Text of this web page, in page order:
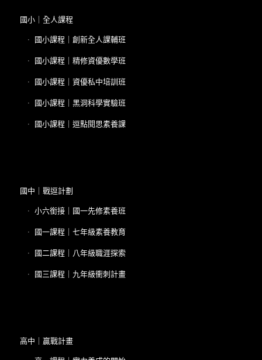
國小｜全人課程
國小課程｜創新全人課輔班
國小課程｜精修資優數學班
國小課程｜資優私中培訓班
國小課程｜黑洞科學實驗班
國小課程｜逗點閱思素養課
國中｜戰逗計劃
小六銜接｜國一先修素養班
國一課程｜七年級素養教育
國二課程｜八年級職涯探索
國三課程｜九年級衝刺計畫
高中｜贏戰計畫